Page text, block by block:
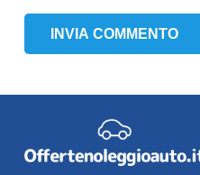
INVIA COMMENTO